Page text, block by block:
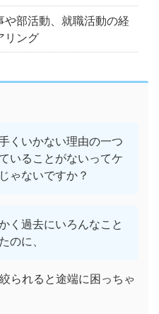
部活動、就職活動の経
リング
くいかない理由の一つ
いることがないってケ
ゃないですか？
く過去にいろんなこと
のに、
られると途端に困っちゃ